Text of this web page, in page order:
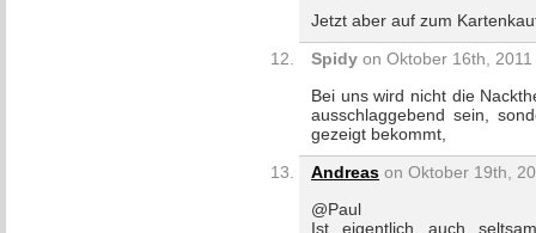
Jetzt aber auf zum
Spidy on Oktober 16th,
Bei uns wird nicht die
ausschlaggebend sein,
gezeigt bekommt,
Andreas on Oktober 19th,
@Paul
Ist eigentlich auch